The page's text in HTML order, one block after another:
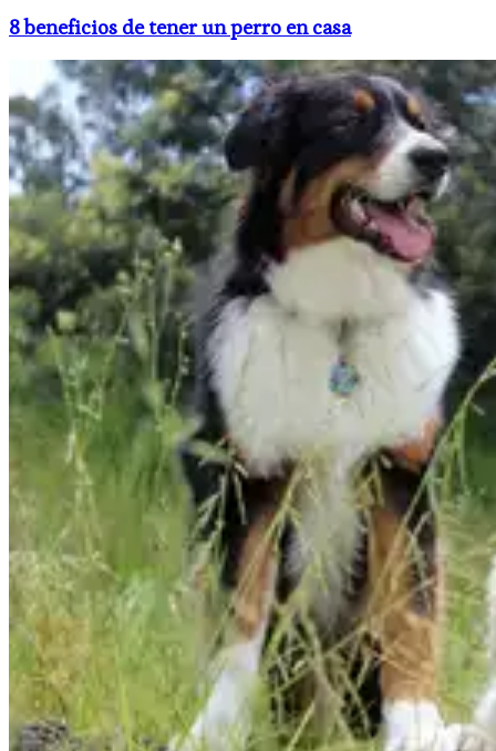
8 beneficios de tener un perro en casa